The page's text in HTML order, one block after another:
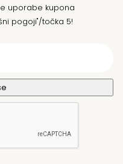
uporabe kupona
pogoji"/točka 5!